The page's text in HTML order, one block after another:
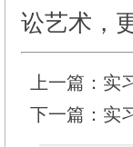
讼艺术，
上一篇： 实
下一篇： 实